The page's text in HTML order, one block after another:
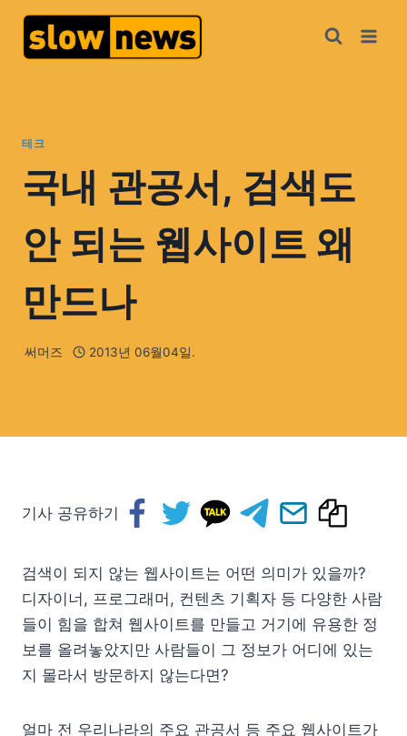
테크
국내 관공서, 검색도
안 되는 웹사이트 왜
만드나
써머즈 2013년 06월04일.
기사 공유하기
검색이 되지 않는 웹사이트는 어떤 의미가 있을까?
디자이너, 프로그래머, 컨텐츠 기획자 등 다양한 사람
들이 힘을 합쳐 웹사이트를 만들고 거기에 유용한 정
보를 올려놓았지만 사람들이 그 정보가 어디에 있는
지 몰라서 방문하지 않는다면?
얼마 전 우리나라의 주요 관공서 등 주요 웹사이트가